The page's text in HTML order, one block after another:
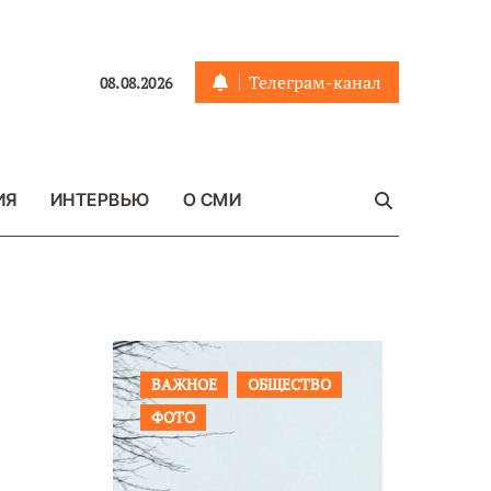
08.08.2026 Телеграм-канал
ИНТЕРВЬЮ О СМИ
ПРОИСШЕСТВИЯ ФОТО